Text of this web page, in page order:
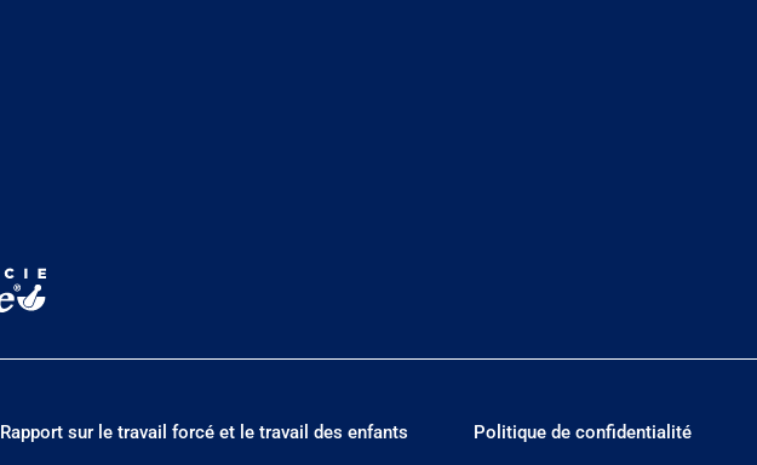
Rapport sur le travail forcé et le travail des enfants
Politique de confidentialité